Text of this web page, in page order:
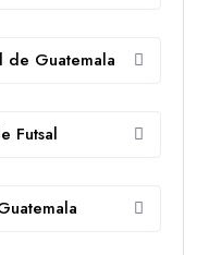
de Guatemala
Futsal